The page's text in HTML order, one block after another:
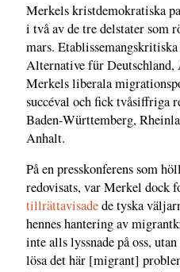
Merkels kristdemokratiska
i två av de tre delstater som
mars.
Alternative für
Merkels liberala
succéval och fick tvåsiffriga
Baden-Württemberg,
Anhalt.
På en presskonferens som
redovisats, var Merkel dock
tillrättavisadede tyska
hennes hantering av
inte alls lyssnade på oss,
lösa det här [migrant]